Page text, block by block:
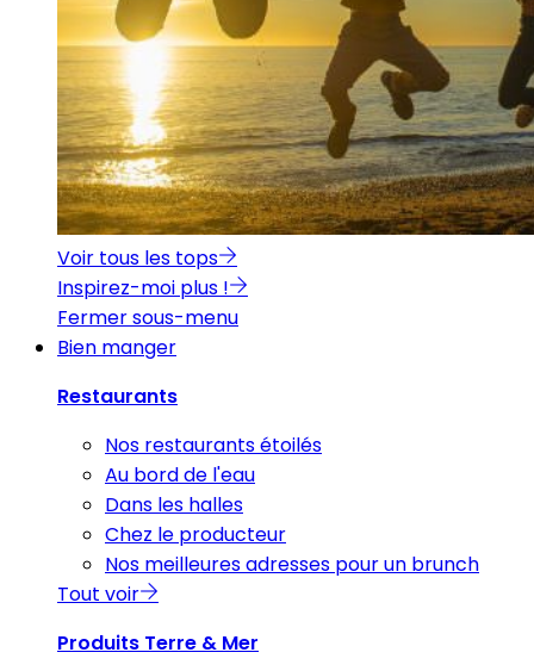
Voir tous les tops
Inspirez-moi plus !
Fermer sous-menu
Bien manger
Restaurants
Nos restaurants étoilés
Au bord de l'eau
Dans les halles
Chez le producteur
Nos meilleures adresses pour un brunch
Tout voir
Produits Terre & Mer